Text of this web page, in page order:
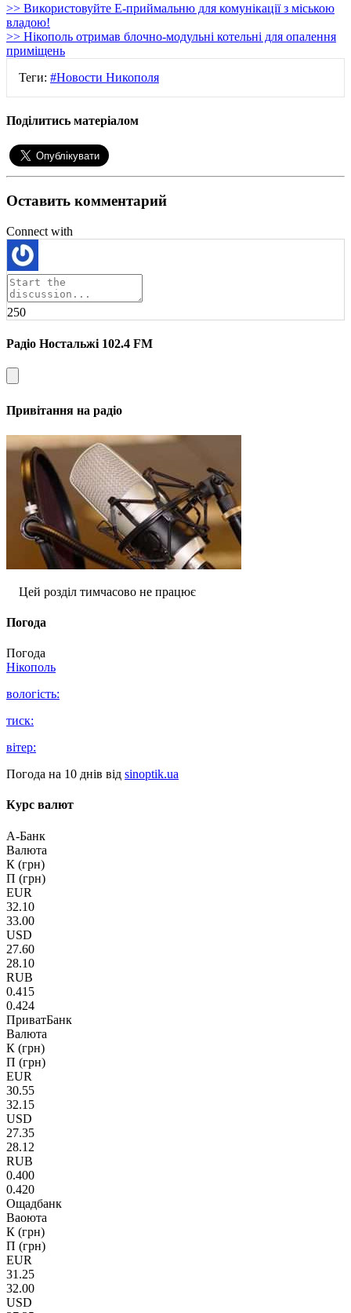
>> Використовуйте Е-приймальню для комунікації з міською
владою!
>> Нікополь отримав блочно-модульні котельні для опалення
приміщень
Теги: #Новости Никополя
Поділитись матеріалом
Оставить комментарий
Connect with
250
Радіо Ностальжі 102.4 FM
Привітання на радіо
Цей розділ тимчасово не працює
Погода
Погода
Нікополь
вологість:
тиск:
вітер:
Погода на 10 днів від sinoptik.ua
Курс валют
А-Банк
Валюта
К (грн)
П (грн)
EUR
32.10
33.00
USD
27.60
28.10
RUB
0.415
0.424
ПриватБанк
Валюта
К (грн)
П (грн)
EUR
30.55
32.15
USD
27.35
28.12
RUB
0.400
0.420
Ощадбанк
Ваоюта
К (грн)
П (грн)
EUR
31.25
32.00
USD